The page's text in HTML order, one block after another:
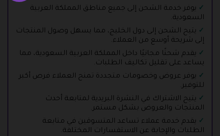
يوفر خدمة الشحن إلى جميع مناطق المملكة العربية
السعودية.
يتيح الشحن إلى دول الخليج، مما يسهل وصول المنتجات
إلى شريحة أوسع من العملاء.
يقدم شحنًا مجانيًا داخل المملكة العربية السعودية، مما
يساعد على تقليل تكاليف الطلبات.
يوفر عروض وخصومات متجددة تمنح العملاء فرص أكبر
للتوفير.
يتيح الاشتراك في النشرة البريدية لمتابعة أحدث
المنتجات والعروض بشكل مستمر.
يقدم خدمة عملاء تساعد المتسوقين في متابعة
الطلبات والإجابة عن الاستفسارات المختلفة.